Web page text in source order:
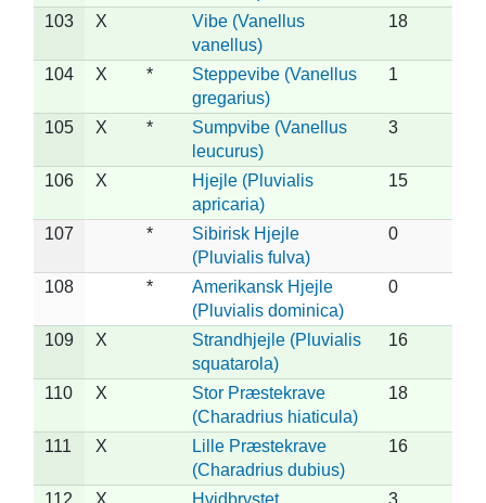
103 X
Vibe (Vanellus
vanellus)
18
104 X *
Steppevibe (Vanellus
gregarius)
1
105 X *
Sumpvibe (Vanellus
leucurus)
3
106 X
Hjejle (Pluvialis
apricaria)
15
107 *
Sibirisk Hjejle
(Pluvialis fulva)
0
108 *
Amerikansk Hjejle
(Pluvialis dominica)
0
109 X
Strandhjejle (Pluvialis
squatarola)
16
110 X
Stor Præstekrave
(Charadrius hiaticula)
18
111 X
Lille Præstekrave
(Charadrius dubius)
16
112 X
Hvidbrystet
3